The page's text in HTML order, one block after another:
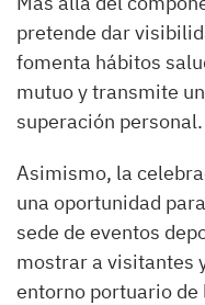
pretende dar
fomenta hábitos
mutuo y transmite
superación personal.
Asimismo, la
una oportunidad
sede de eventos
mostrar a visitantes
entorno portuario de